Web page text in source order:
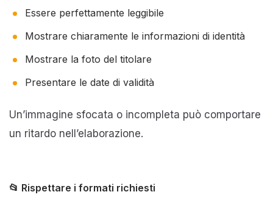
Essere perfettamente leggibile
Mostrare chiaramente le informazioni di identità
Mostrare la foto del titolare
Presentare le date di validità
Un’immagine sfocata o incompleta può comportare
un ritardo nell’elaborazione.
📂 Rispettare i formati richiesti